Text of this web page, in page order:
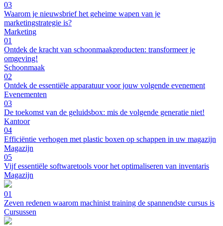
03
Waarom je nieuwsbrief het geheime wapen van je
marketingstrategie is?
Marketing
01
Ontdek de kracht van schoonmaakproducten: transformeer je
omgeving!
Schoonmaak
02
Ontdek de essentiële apparatuur voor jouw volgende evenement
Evenementen
03
De toekomst van de geluidsbox: mis de volgende generatie niet!
Kantoor
04
Efficiëntie verhogen met plastic boxen op schappen in uw magazijn
Magazijn
05
Vijf essentiële softwaretools voor het optimaliseren van inventaris
Magazijn
01
Zeven redenen waarom machinist training de spannendste cursus is
Cursussen